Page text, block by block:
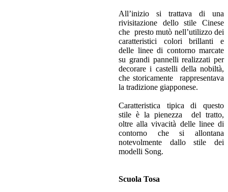
All’inizio si trattava di una
rivisitazione dello stile Cinese
che presto mutò nell’utilizzo dei
caratteristici colori brillanti e
delle linee di contorno marcate
su grandi pannelli realizzati per
decorare i castelli della nobiltà,
che storicamente rappresentava
la tradizione giapponese.
Caratteristica tipica di questo
stile è la pienezza del tratto,
oltre alla vivacità delle linee di
contorno che si allontana
notevolmente dallo stile dei
modelli Song.
Scuola Tosa